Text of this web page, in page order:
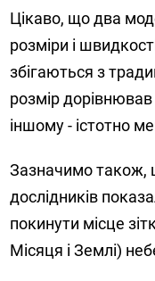
Цікаво, що два
розміри і
збігаються з
розмір
іншому - істотно
Зазначимо також,
дослідників
покинути місце
Місяця і Землі)